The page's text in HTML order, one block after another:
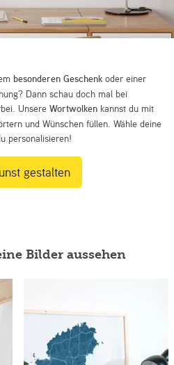
besonderen Geschenk oder einer
Dann schau doch mal bei
UnsereWortwolken kannst du mit
und Wünschen füllen. Wähle deine
personalisieren!
gestalten
Bilder aussehen